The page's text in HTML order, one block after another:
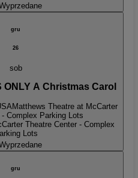
gru
26
sob
ONLY A Christmas Carol
Matthews Theatre at McCarter
Complex Parking Lots
Theatre Center - Complex
Lots
gru